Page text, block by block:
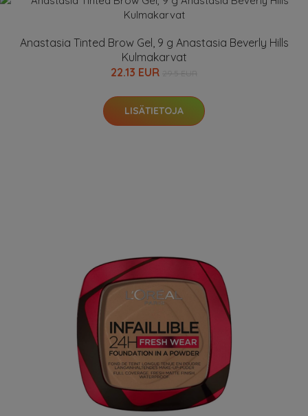
Anastasia Tinted Brow Gel, 9 g Anastasia Beverly Hills
Kulmakarvat
22.13 EUR
LISÄTIETOJA